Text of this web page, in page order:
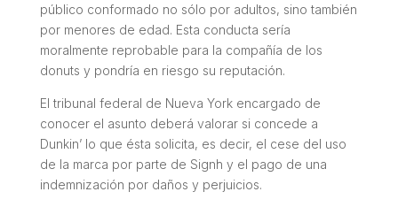
público conformado no sólo por adultos, sino también
por menores de edad. Esta conducta sería
moralmente reprobable para la compañía de los
donuts y pondría en riesgo su reputación.
El tribunal federal de Nueva York encargado de
conocer el asunto deberá valorar si concede a
Dunkin’ lo que ésta solicita, es decir, el cese del uso
de la marca por parte de Signh y el pago de una
indemnización por daños y perjuicios.